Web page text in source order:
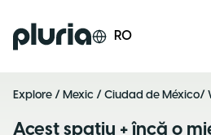
Logo Pluria RO
Explore / Mexic / Ciudad de México/
Acest spațiu + încă o